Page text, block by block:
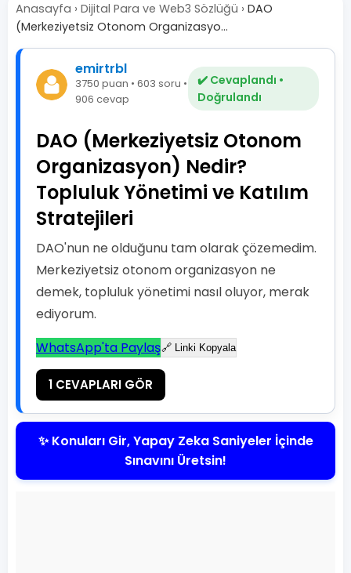
Anasayfa › Dijital Para ve Web3 Sözlüğü › DAO
(Merkeziyetsiz Otonom Organizasyo...
emirtrbl
3750 puan • 603 soru •
906 cevap
✔️ Cevaplandı •
Doğrulandı
DAO (Merkeziyetsiz Otonom
Organizasyon) Nedir?
Topluluk Yönetimi ve Katılım
Stratejileri
DAO'nun ne olduğunu tam olarak çözemedim.
Merkeziyetsiz otonom organizasyon ne
demek, topluluk yönetimi nasıl oluyor, merak
ediyorum.
WhatsApp'ta Paylaş🔗 Linki Kopyala
1 CEVAPLARI GÖR
✨ Konuları Gir, Yapay Zeka Saniyeler İçinde
Sınavını Üretsin!